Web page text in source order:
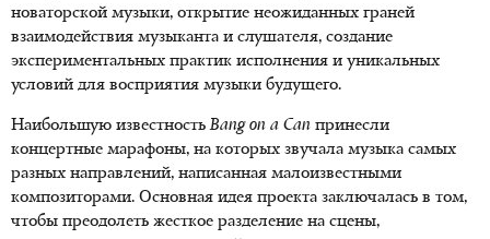
новаторской музыки, открытие неожиданных граней
взаимодействия музыканта и слушателя, создание
экспериментальных практик исполнения и уникальных
условий для восприятия музыки будущего.
Наибольшую известностьBang on a Can принесли
концертные марафоны, на которых звучала музыка самых
разных направлений, написанная малоизвестными
композиторами. Основная идея проекта заключалась в том,
чтобы преодолеть жесткое разделение на сцены,